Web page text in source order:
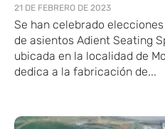
21 DE FEBRERO DE 2023
Se han celebrado
de asientos Adient Seating
ubicada en la localidad de
dedica a la fabricación de...